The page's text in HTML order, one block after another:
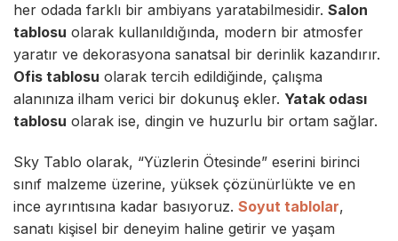
her odada farklı bir ambiyans yaratabilmesidir. Salon
tablosu olarak kullanıldığında, modern bir atmosfer
yaratır ve dekorasyona sanatsal bir derinlik kazandırır.
Ofis tablosu olarak tercih edildiğinde, çalışma
alanınıza ilham verici bir dokunuş ekler. Yatak odası
tablosu olarak ise, dingin ve huzurlu bir ortam sağlar.
Sky Tablo olarak, “Yüzlerin Ötesinde” eserini birinci
sınıf malzeme üzerine, yüksek çözünürlükte ve en
ince ayrıntısına kadar basıyoruz. Soyut tablolar,
sanatı kişisel bir deneyim haline getirir ve yaşam